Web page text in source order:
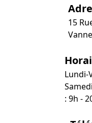
15
Lundi-
: 9h -